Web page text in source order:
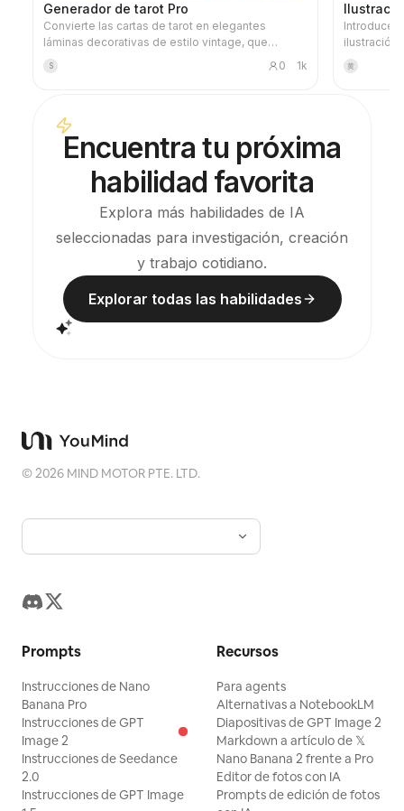
Generador de tarot Pro
Convierte las cartas de tarot en elegantes
láminas decorativas de estilo vintage, que
pueden usarse directamente como fondo de
pantalla del móvil. Indícale tu tema favorito (como
generará imágenes de tarot con un estilo
unificado y un significado exquisito. Admite el set
completo de 78 cartas, grupos individuales o la
selección de varias cartas, con imágenes
refinadas y agradables, sin la sensación plástica
de la IA. Se puede combinar con las tareas
programadas de YouMind para realizar
automáticamente la tirada de cartas y su
la tarea programada).
S 0 1k
Introduce
ilustración
aerografía
黄
Encuentra tu próxima
habilidad favorita
Explora más habilidades de IA
seleccionadas para investigación, creación
y trabajo cotidiano.
Explorar todas las habilidades
©2026 MIND MOTOR PTE. LTD.
Prompts
Instrucciones de Nano
Banana Pro
Instrucciones de GPT
Image 2
Instrucciones de Seedance
2.0
Instrucciones de GPT Image
Recursos
Para agents
Alternativas a NotebookLM
Diapositivas de GPT Image 2
Markdown a artículo de 𝕏
Nano Banana 2 frente a Pro
Editor de fotos con IA
Prompts de edición de fotos